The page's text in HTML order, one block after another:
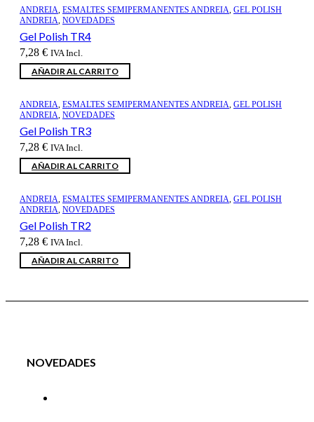
ANDREIA, ESMALTES SEMIPERMANENTES ANDREIA, GEL POLISH
ANDREIA, NOVEDADES
Gel Polish TR4
7,28 € IVA Incl.
AÑADIR AL CARRITO
ANDREIA, ESMALTES SEMIPERMANENTES ANDREIA, GEL POLISH
ANDREIA, NOVEDADES
Gel Polish TR3
7,28 € IVA Incl.
AÑADIR AL CARRITO
ANDREIA, ESMALTES SEMIPERMANENTES ANDREIA, GEL POLISH
ANDREIA, NOVEDADES
Gel Polish TR2
7,28 € IVA Incl.
AÑADIR AL CARRITO
NOVEDADES